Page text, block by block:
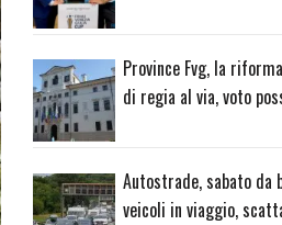
Province Fvg, la
di regia al via, voto
Autostrade, sabato da
veicoli in viaggio,